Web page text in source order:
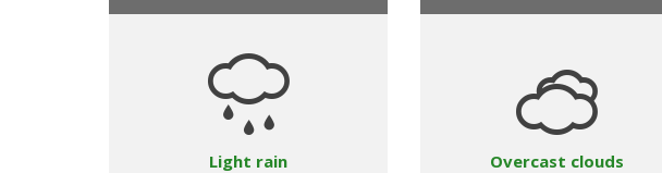
Light rain Overcast clouds